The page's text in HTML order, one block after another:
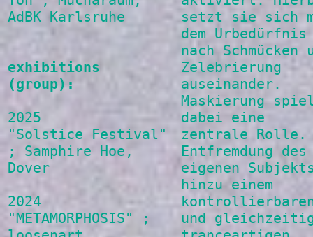
AdBK Karlsruhe
exhibitions
(group):
2025
"Solstice Festival"
; Samphire Hoe,
Dover
2024
"METAMORPHOSIS" ;
setzt sie sich
dem Urbedürfnis
nach Schmücken
Zelebrierung
auseinander.
Maskierung
dabei eine
zentrale Rolle.
Entfremdung des
eigenen
hinzu einem
und